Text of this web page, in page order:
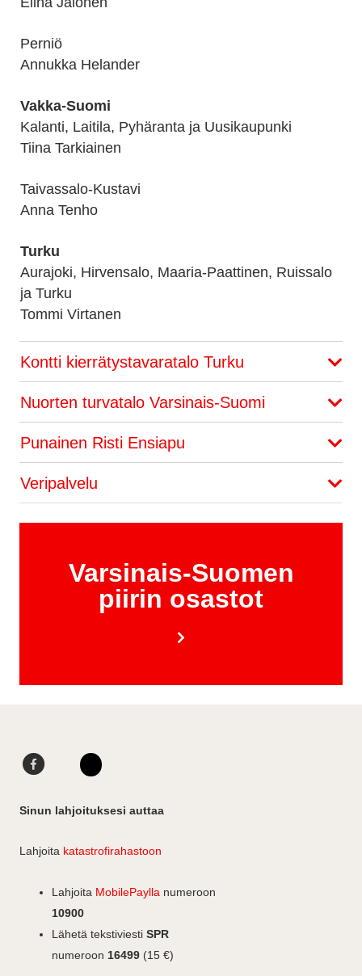
Perniö
Annukka Helander
Vakka-Suomi
Kalanti, Laitila, Pyhäranta ja Uusikaupunki
Tiina Tarkiainen
Taivassalo-Kustavi
Anna Tenho
Turku
Aurajoki, Hirvensalo, Maaria-Paattinen, Ruissalo
ja Turku
Tommi Virtanen
Kontti kierrätystavaratalo Turku
Nuorten turvatalo Varsinais-Suomi
Punainen Risti Ensiapu
Veripalvelu
Varsinais-Suomen
piirin osastot
b
o
n
t
g
r
a
m
e
I
Sinun lahjoituksesi auttaa
Lahjoita katastrofirahastoon
Lahjoita MobilePaylla numeroon
10900
Lähetä tekstiviesti SPR
numeroon 16499 (15 €)